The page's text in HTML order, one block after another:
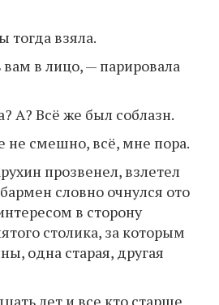
тогда взяла.
в лицо, — парировала
А? Всё же был соблазн.
не смешно, всё, мне пора.
прозвенел, взлетел
словно очнулся ото
в сторону
столика, за которым
одна старая, другая